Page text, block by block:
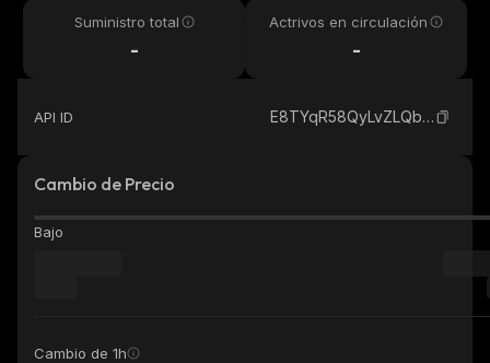
Suministro total
-
Actrivos en circulación
-
API ID E8TYqR58QyLvZLQb3pdNcZTXwWU2p9Ug5uocPfjUpump_solana
Cambio de Precio
Bajo
Cambio de 1h